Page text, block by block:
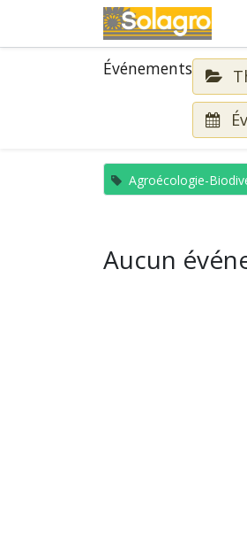
Événements
Agroécologie-
Aucun